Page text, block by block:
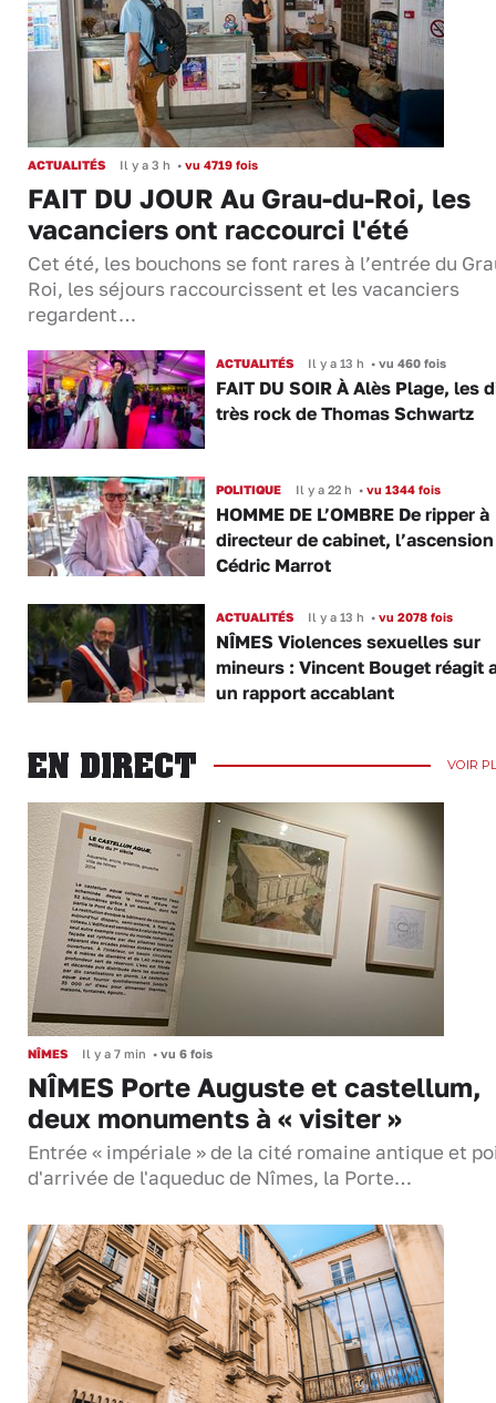
ACTUALITÉS Il y a 3 h • vu 4719 fois
FAIT DU JOUR Au Grau-du-Roi, les
vacanciers ont raccourci l'été
Cet été, les bouchons se font rares à l’entrée du
Roi, les séjours raccourcissent et les vacanciers
regardent…
ACTUALITÉS Il y a 13 h •vu 460 fois
FAIT DU SOIR À Alès Plage, les
très rock de Thomas Schwartz
POLITIQUE Il y a 22 h •vu 1344 fois
HOMME DE L’OMBRE De ripper à
directeur de cabinet,
Cédric Marrot
ACTUALITÉS Il y a 13 h •vu 2078 fois
NÎMES Violences sexuelles sur
mineurs : Vincent Bouget réagit
un rapport accablant
EN DIRECT VOIR
NÎMES Il y a 7 min • vu 6 fois
NÎMES Porte Auguste et castellum,
deux monuments à « visiter »
Entrée « impériale » de la cité romaine antique et
d'arrivée de l'aqueduc de Nîmes, la Porte…